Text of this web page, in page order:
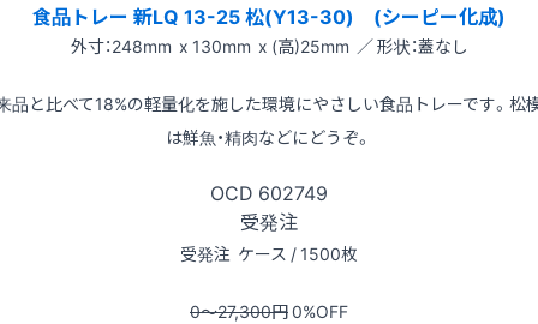
食品トレー 新LQ 13-25 松(Y13-30) (シーピー化成)
外寸：248mm x 130mm x (高)25mm ／ 形状：蓋なし
品と比べて18%の軽量化を施した環境にやさしい食品トレーです。松
は鮮魚・精肉などにどうぞ。
OCD 602749
受発注
受発注 ケース / 1500枚
0〜27,300円0%OFF